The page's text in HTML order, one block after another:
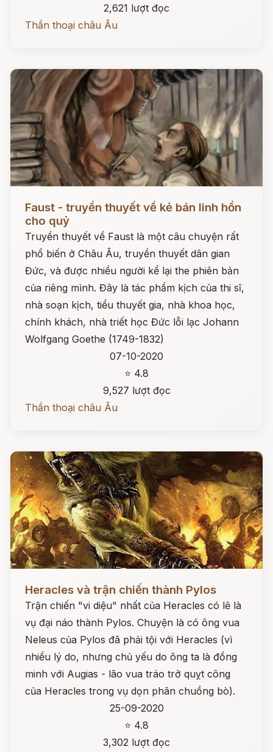
2,621 lượt đọc
Thần thoại châu Âu
Faust - truyền thuyết về kẻ bán linh hồn
cho quỷ
Truyền thuyết về Faust là một câu chuyện rất
phổ biến ở Châu Âu, truyền thuyết dân gian
Đức, và được nhiều người kể lại the phiên bản
của riêng mình. Đây là tác phẩm kịch của thi sĩ,
nhà soạn kịch, tiểu thuyết gia, nhà khoa học,
chính khách, nhà triết học Đức lỗi lạc Johann
Wolfgang Goethe (1749-1832)
07-10-2020
⭐ 4.8
9,527 lượt đọc
Thần thoại châu Âu
Heracles và trận chiến thành Pylos
Trận chiến "vi diệu" nhất của Heracles có lẽ là
vụ đại náo thành Pylos. Chuyện là có ông vua
Neleus của Pylos đã phải tội với Heracles (vì
nhiều lý do, nhưng chủ yếu do ông ta là đồng
minh với Augias - lão vua tráo trở quỵt công
của Heracles trong vụ dọn phân chuồng bò).
25-09-2020
⭐ 4.8
3,302 lượt đọc